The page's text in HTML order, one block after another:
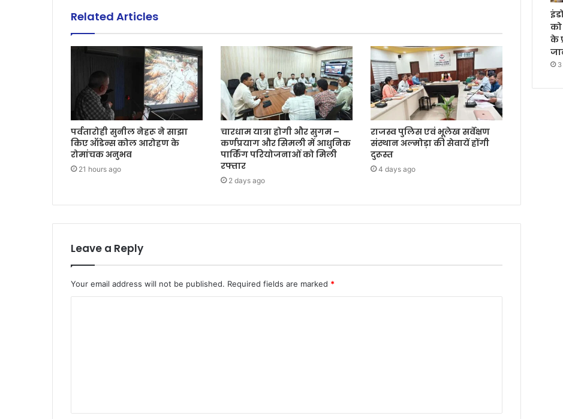
Related Articles
पर्वतारोही सुनील नेहरू ने साझा
किए ऑडेन्स कोल आरोहण के
रोमांचक अनुभव
21 hours ago
चारधाम यात्रा होगी और सुगम –
कर्णप्रयाग और सिमली में आधुनिक
पार्किंग परियोजनाओं को मिली
रफ्तार
2 days ago
राजस्व पुलिस एवं भूलेख सर्वेक्षण
संस्थान अल्मोड़ा की सेवायें होंगी
दुरूस्त
4 days ago
Leave a Reply
Your email address will not be published. Required fields are marked *
t
को
के